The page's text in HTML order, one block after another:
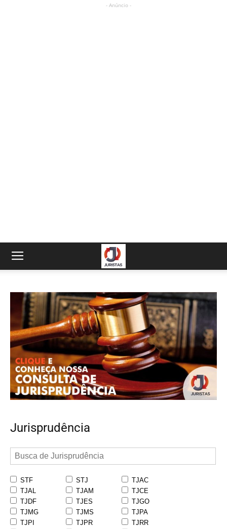
- Anúncio -
Jurisprudência
STF STJ
TJAC
TJAL
TJAM
TJCE
TJDF
TJES
TJGO
TJMG
TJMS
TJPA
TJPI
TJPR
TJRR